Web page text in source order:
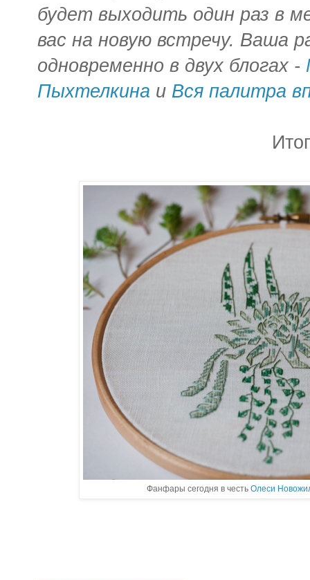
будет выходить один раз в
вас на новую встречу. Ваша
одновременно в двух блогах -
Пыхтелкина и Вся палитра
Фанфары сегодня в честь Олеси